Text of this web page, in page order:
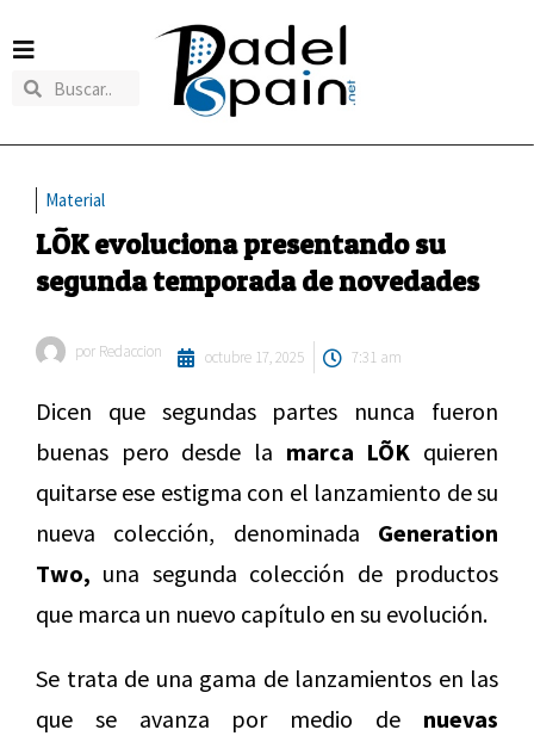
Material
LÕK evoluciona presentando su
segunda temporada de novedades
por Redaccion octubre 17, 2025 7:31 am
Dicen que segundas partes nunca fueron
buenas pero desde la marca LÕK quieren
quitarse ese estigma con el lanzamiento de su
nueva colección, denominada Generation
Two, una segunda colección de productos
que marca un nuevo capítulo en su evolución.
Se trata de una gama de lanzamientos en las
que se avanza por medio de nuevas